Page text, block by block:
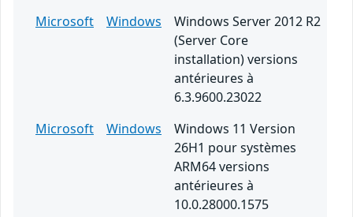
Microsoft
Windows
Windows Server 2012 R2
(Server Core
installation) versions
antérieures à
6.3.9600.23022
Microsoft
Windows
Windows 11 Version
26H1 pour systèmes
ARM64 versions
antérieures à
10.0.28000.1575